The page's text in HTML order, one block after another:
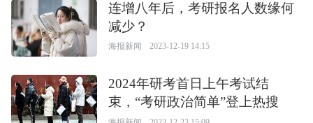
连增八年后，考研报名人数缘何
减少？
海报新闻 2023-12-19 14:15
2024年研考首日上午考试结
束，“考研政治简单”登上热搜